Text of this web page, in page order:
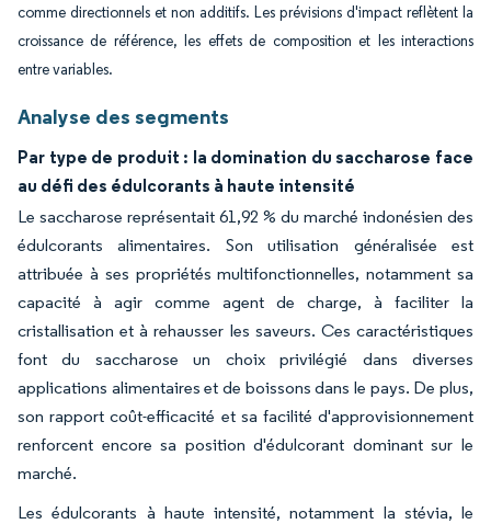
comme directionnels et non additifs. Les prévisions d'impact reflètent la
croissance de référence, les effets de composition et les interactions
entre variables.
Analyse des segments
Par type de produit : la domination du saccharose face
au défi des édulcorants à haute intensité
Le saccharose représentait 61,92 % du marché indonésien des
édulcorants alimentaires. Son utilisation généralisée est
attribuée à ses propriétés multifonctionnelles, notamment sa
capacité à agir comme agent de charge, à faciliter la
cristallisation et à rehausser les saveurs. Ces caractéristiques
font du saccharose un choix privilégié dans diverses
applications alimentaires et de boissons dans le pays. De plus,
son rapport coût-efficacité et sa facilité d'approvisionnement
renforcent encore sa position d'édulcorant dominant sur le
marché.
Les édulcorants à haute intensité, notamment la stévia, le